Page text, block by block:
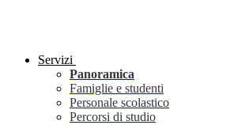
Servizi
Panoramica
Famiglie e studenti
Personale scolastico
Percorsi di studio